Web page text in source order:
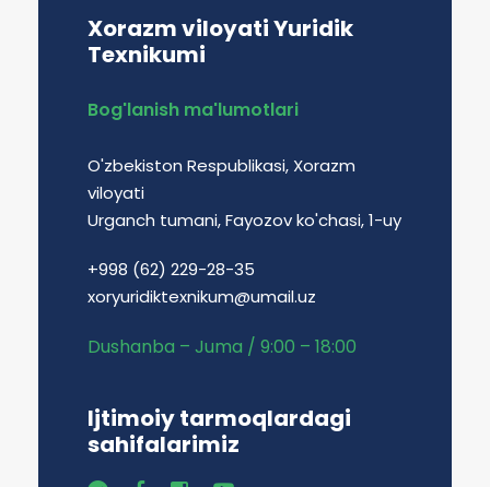
Xorazm viloyati Yuridik
Texnikumi
Bog'lanish ma'lumotlari
O'zbekiston Respublikasi, Xorazm
viloyati
Urganch tumani, Fayozov ko'chasi, 1-uy
+998 (62) 229-28-35
xoryuridiktexnikum@umail.uz
Dushanba – Juma / 9:00 – 18:00
Ijtimoiy tarmoqlardagi
sahifalarimiz